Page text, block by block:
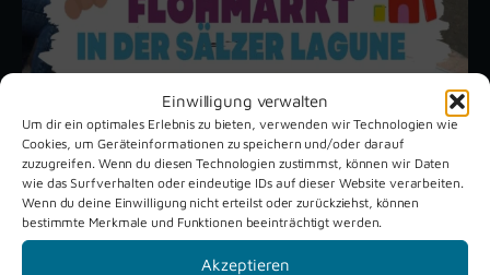
Einwilligung verwalten
Um dir ein optimales Erlebnis zu bieten, verwenden wir Technologien wie
Cookies, um Geräteinformationen zu speichern und/oder darauf
zuzugreifen. Wenn du diesen Technologien zustimmst, können wir Daten
wie das Surfverhalten oder eindeutige IDs auf dieser Website verarbeiten.
Wenn du deine Einwilligung nicht erteilst oder zurückziehst, können
bestimmte Merkmale und Funktionen beeinträchtigt werden.
Akzeptieren
Unsere aktuellen Reportagen
Schützenfest
Verne 2026
Dreckburg